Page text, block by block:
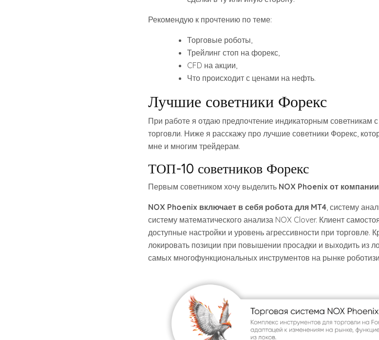
Рекомендую к прочтению по теме:
Торговые роботы,
Трейлинг стоп на форекс,
CFD на акции,
Что происходит с ценами на нефть.
Лучшие советники Форекс
При работе я отдаю предпочтение индикаторным советникам
торговли. Ниже я расскажу про лучшие советники Форекс,
мне и многим трейдерам.
ТОП-10 советников Форекс
Первым советником хочу выделить NOX Phoenix от
NOX Phoenix включает в себя робота для MT4, систему
систему математического анализа NOX Clover. Клиент
доступные настройки и уровень агрессивности при торговле.
локировать позиции при повышении просадки и выходить из
самых многофункциональных инструментов на рынке